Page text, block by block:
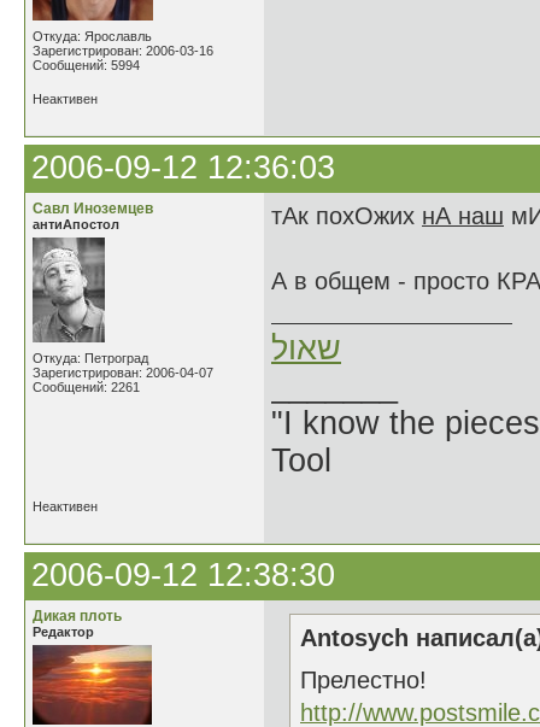
Откуда: Ярославль
Зарегистрирован: 2006-03-16
Сообщений: 5994
Неактивен
2006-09-12 12:36:03
Савл Иноземцев
антиАпостол
Откуда: Петроград
Зарегистрирован: 2006-04-07
Сообщений: 2261
тАк похОжих нА наш
А в общем - просто
שאול
"I know the
Tool
Неактивен
2006-09-12 12:38:30
Дикая плоть
Редактор
Antosych
Прелестно!
http://